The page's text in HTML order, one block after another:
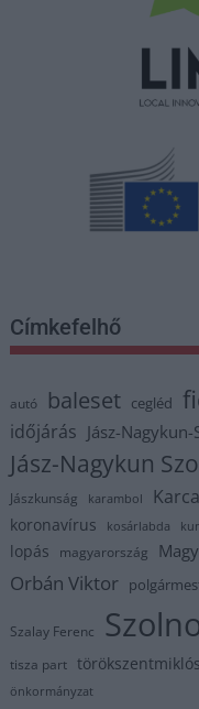
Címkefelhő
autó baleset cegléd
időjárás Jász-
Jász-Nagykun
Jászkunság karambol
koronavírus kosárlabda
lopás magyarország
Orbán Viktor
Szalay Ferenc
tisza part törökszentmiklós
önkormányzat